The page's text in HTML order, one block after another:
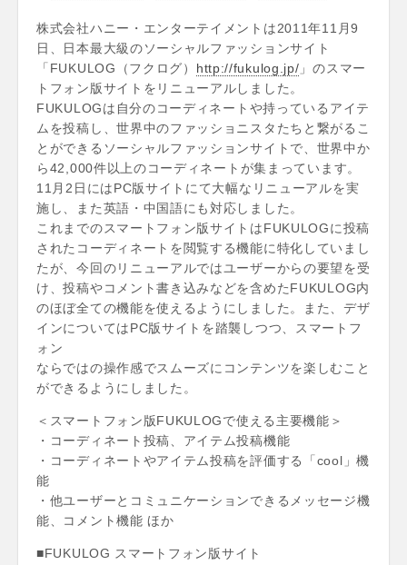
株式会社ハニー・エンターテイメントは2011年11月9
日、日本最大級のソーシャルファッションサイト
「FUKULOG（フクログ） http://fukulog.jp/ 」のスマー
トフォン版サイトをリニューアルしました。
FUKULOGは自分のコーディネートや持っているアイテ
ムを投稿し、世界中のファッショニスタたちと繋がるこ
とができるソーシャルファッションサイトで、世界中か
ら42,000件以上のコーディネートが集まっています。
11月2日にはPC版サイトにて大幅なリニューアルを実
施し、また英語・中国語にも対応しました。
これまでのスマートフォン版サイトはFUKULOGに投稿
されたコーディネートを閲覧する機能に特化していまし
たが、今回のリニューアルではユーザーからの要望を受
け、投稿やコメント書き込みなどを含めたFUKULOG内
のほぼ全ての機能を使えるようにしました。また、デザ
インについてはPC版サイトを踏襲しつつ、スマートフ
ォン
ならではの操作感でスムーズにコンテンツを楽しむこと
ができるようにしました。
＜スマートフォン版FUKULOGで使える主要機能＞
・コーディネート投稿、アイテム投稿機能
・コーディネートやアイテム投稿を評価する「cool」機
能
・他ユーザーとコミュニケーションできるメッセージ機
能、コメント機能 ほか
■FUKULOG スマートフォン版サイト